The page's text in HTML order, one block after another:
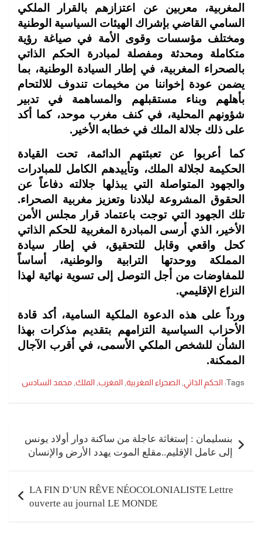
المغربية، معربين عن اعتزازهم بالقرار الملكي
السامي القاضي بإشراك الهيئات السياسية الوطنية
ومختلف مؤسسات وقوى الأمة في صياغة رؤية
متكاملة ومحدثة ومفصلة لمبادرة الحكم الذاتي
بالصحراء المغربية، في إطار السيادة الوطنية، بما
يضمن عودة إخواننا من مخيمات تندوف للالتحام
بأهلهم وبناء مستقبلهم والمساهمة في تدبير
شؤونهم المحلية، في كنف مغرب موحد، كما أكد
على ذلك جلالة الملك في خطابه الأخير.
كما أعربوا عن تعبئتهم الدائمة، تحت القيادة
الحكيمة لجلالة الملك، وتأييدهم الكامل للمبادرات
والجهود المتواصلة التي يبذلها جلالته دفاعاً عن
الحقوق المشروعة لبلادنا وتعزيز مغربية الصحراء.
تلك الجهود التي توجت باعتماد قرار مجلس الأمن
الأخير، الذي أرسى المبادرة المغربية للحكم الذاتي
كحل واقعي وقابل للتحقيق، في إطار سيادة
المملكة ووحدتها الترابية والوطنية، أساساً
للمفاوضات من أجل التوصل إلى تسوية نهائية لهذا
النزاع الإقليمي.
ورداً على هذه الدعوة الملكية السامية، أكد قادة
الأحزاب السياسية التزامهم بتقديم مذكرات بهذا
الشأن للشخص الملكي الأسمى، في أقرب الآجال
الممكنة.
Tags: الحكم الذاتي, الصحراء المغربية, المغرب, الملك, محمد السادس
المقالاتبنسليمان : إستغاثة عاجلة من ساكنة دوار أولاد يونس
إلى عامل الإقليم..مقلع الموت يهدد الأرض والإنسان
LA FIN D’UN RÊVE NÉOCOLONIALISTE Lettre
ouverte au journal LE MONDE